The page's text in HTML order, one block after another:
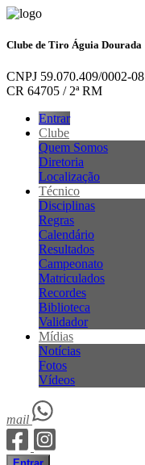
Clube de Tiro Águia Dourada
CNPJ 59.070.409/0002-08
CR 64705 / 2ª RM
Entrar
Clube
Quem Somos
Diretoria
Localização
Técnico
Disciplinas
Regras
Calendário
Resultados
Campeonato
Matriculados
Recordes
Biblioteca
Validador
Mídias
Notícias
Fotos
Vídeos
mail